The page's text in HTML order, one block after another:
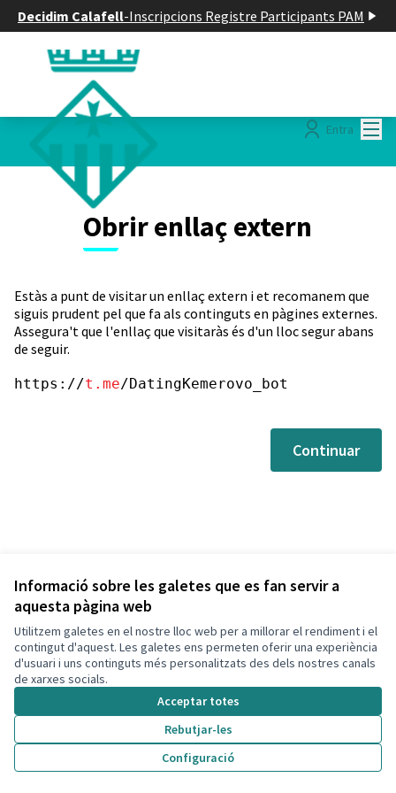
Informació sobre les galetes que es fan servir a
aquesta pàgina web
Utilitzem galetes en el nostre lloc web per a millorar el rendiment i el
contingut d'aquest. Les galetes ens permeten oferir una experiència
d'usuari i uns continguts més personalitzats des dels nostres canals
de xarxes socials.
Acceptar totes
Rebutjar-les
Configuració
Decidim Calafell-Inscripcions Registre Participants PAM
Entra
Obrir enllaç extern
Estàs a punt de visitar un enllaç extern i et recomanem que
siguis prudent pel que fa als continguts en pàgines externes.
Assegura't que l'enllaç que visitaràs és d'un lloc segur abans
de seguir.
https://t.me/DatingKemerovo_bot
Continuar
Termes i condicions d'ús
Configuració de les galetes
Decidim Calafell a X
(Enllaç extern)
Decidim Calafell a Facebook
Decidim Calafell a YouTube
Decidim Calafell a GitHub
(Enllaç extern)
Web creada ambprogramari lliure .
Amb
(Enllaç